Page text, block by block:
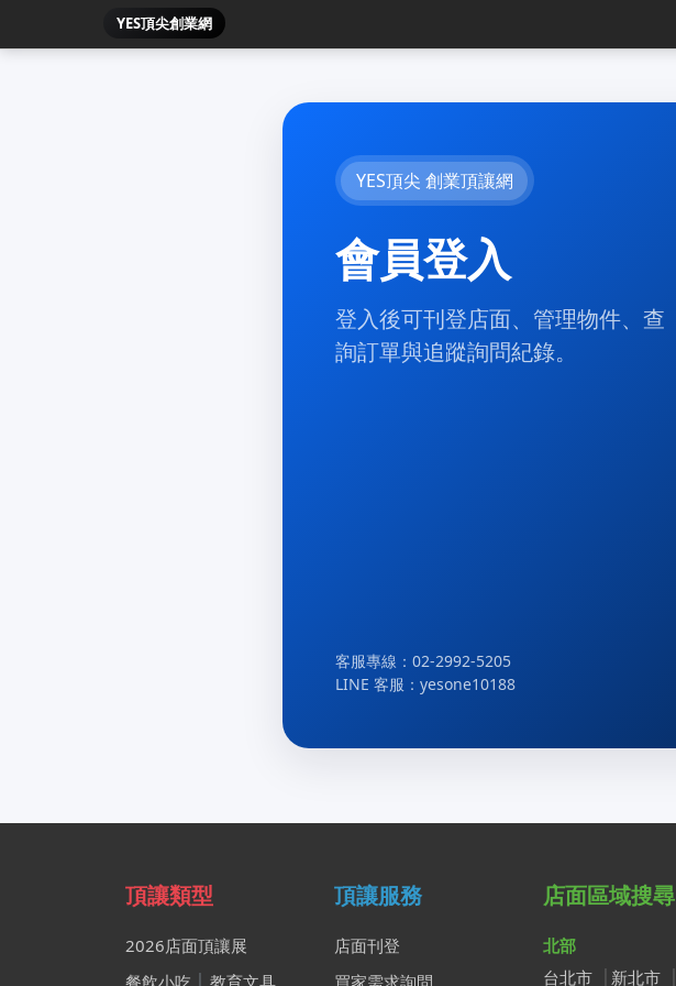
YES頂尖創業網
YES頂尖 創業頂讓網
會員登入
登入後可刊登店面、管理物件、查
詢訂單與追蹤詢問紀錄。
客服專線：02-2992-5205
LINE 客服：yesone10188
頂讓類型
2026店面頂讓展
餐飲小吃
教育文具
頂讓服務
店面刊登
買家需求詢問
店面區域搜尋
北部
台北市
新北市